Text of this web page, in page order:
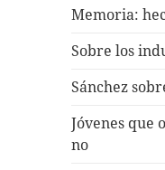
Memoria:
Sobre los
Sánchez
Jóvenes que
no